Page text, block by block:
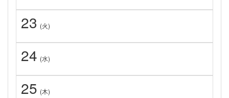
23 (火)
24 (水)
25 (木)